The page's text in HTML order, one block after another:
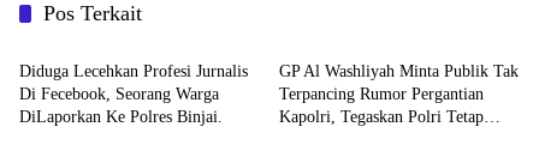
Pos Terkait
Berita
Diduga Lecehkan Profesi Jurnalis
Di Fecebook, Seorang Warga
DiLaporkan Ke Polres Binjai.
GP Al Washliyah Minta Publik Tak
Terpancing Rumor Pergantian
Kapolri, Tegaskan Polri Tetap
Berita Berita